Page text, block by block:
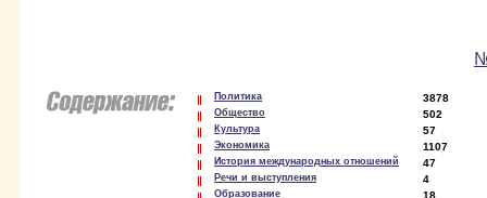
Политика 3878
Общество 502
Культура 57
Экономика 1107
История международных отношений 47
Речи и выступления 4
Образование 18